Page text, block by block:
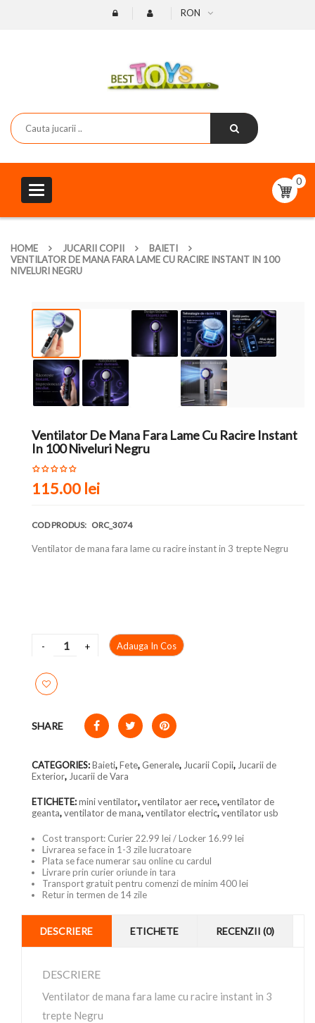
RON
Toggle
navigation
0
HOME JUCARII COPII
BAIETI
VENTILATOR DE MANA FARA LAME CU RACIRE INSTANT IN 100
NIVELURI NEGRU
Ventilator De Mana Fara Lame Cu Racire Instant
In 100 Niveluri Negru
115.00 lei
COD PRODUS: ORC_3074
Ventilator de mana fara lame cu racire instant in 3 trepte Negru
Adauga In Cos
SHARE
CATEGORIES:Baieti,Fete, Generale, Jucarii Copii, Jucarii de
Exterior, Jucarii de Vara
ETICHETE:mini ventilator,ventilator aer rece,ventilator de
geanta,ventilator de mana,ventilator electric,ventilator usb
Cost transport: Curier 22.99 lei / Locker 16.99 lei
Livrarea se face in 1-3 zile lucratoare
Plata se face numerar sau online cu cardul
Livrare prin curier oriunde in tara
Transport gratuit pentru comenzi de minim 400 lei
Retur in termen de 14 zile
DESCRIERE ETICHETE RECENZII (0)
DESCRIERE
Ventilator de mana fara lame cu racire instant in 3
trepte Negru